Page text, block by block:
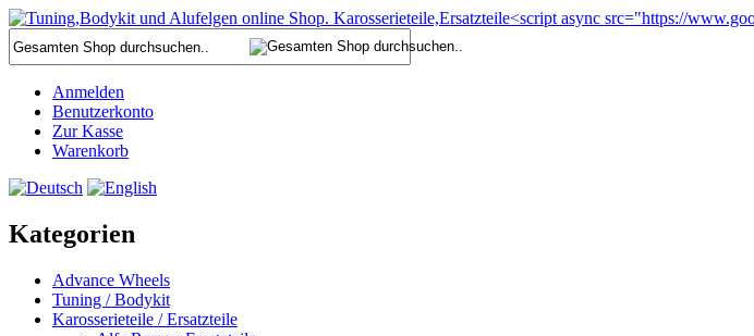
Anmelden
Benutzerkonto
Zur Kasse
Warenkorb
Kategorien
Advance Wheels
Tuning / Bodykit
Karosserieteile / Ersatzteile